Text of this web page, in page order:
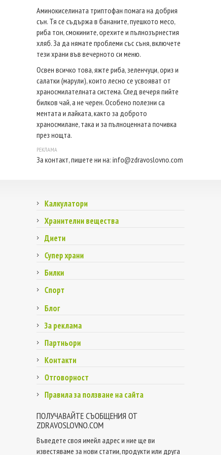
Аминокиселината триптофан помага на добрия
сън. Тя се съдържа в бананите, пуешкото месо,
риба тон, смокините, орехите и пълнозърнестия
хляб. За да нямате проблеми със съня, включете
тези храни във вечерното си меню.
Освен всичко това, яжте риба, зеленчуци, ориз и
салатки (марули), които лесно се усвояват от
храносмилателната система. След вечеря пийте
билков чай, а не черен. Особено полезни са
ментата и лайката, както за доброто
храносмилане, така и за пълноценната почивка
през нощта.
За контакт, пишете ни на: info@zdravoslovno.com
Калкулатори
Хранителни вещества
Диети
Супер храни
Билки
Спорт
Блог
За реклама
Партньори
Контакти
Отговорност
Правила за ползване на сайта
ПОЛУЧАВАЙТЕ СЪОБЩЕНИЯ ОТ
ZDRAVOSLOVNO.COM
Въведете своя имейл адрес и ние ще ви
известяваме за нови статии, продукти или друга